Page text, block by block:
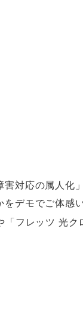
対応の属人化
をデモでご体
フレッツ 光